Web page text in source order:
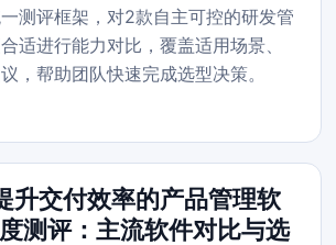
测评框架，对2款自主可控的研发管
适进行能力对比，覆盖适用场景、
，帮助团队快速完成选型决策。
升交付效率的产品管理软
测评：主流软件对比与选